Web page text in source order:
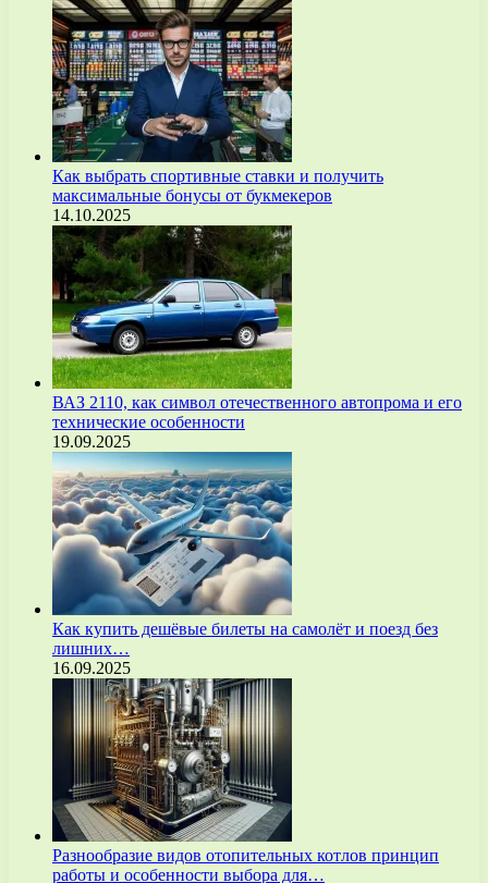
Как выбрать спортивные ставки и получить
максимальные бонусы от букмекеров
14.10.2025
ВАЗ 2110, как символ отечественного автопрома и его
технические особенности
19.09.2025
Как купить дешёвые билеты на самолёт и поезд без
лишних…
16.09.2025
Разнообразие видов отопительных котлов принцип
работы и особенности выбора для…